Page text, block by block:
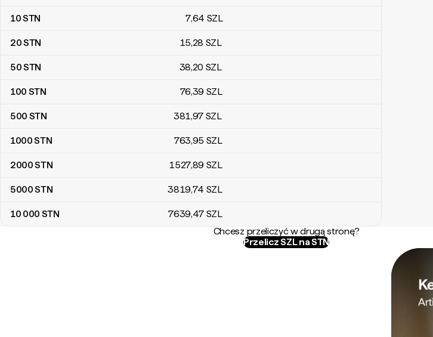
10STN 7,64 SZL
20STN 15,28 SZL
50STN 38,20 SZL
100 STN 76,39 SZL
500 STN 381,97 SZL
1000STN 763,95 SZL
2000STN 1527,89 SZL
5000STN 3819,74 SZL
10 000 STN 7639,47 SZL
Chcesz przeliczyć w drugą stronę?
Przelicz SZL na STN